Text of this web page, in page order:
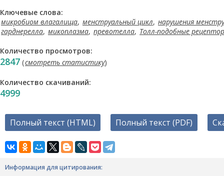
Ключевые слова:
микробиом влагалища, менструальный цикл, нарушения
гарднерелла, микоплазма, превотелла, Толл-подобные
Количество просмотров:
2847 (смотреть статистику)
Количество скачиваний:
4999
Полный текст (HTML) Полный текст (PDF)
Информация для цитирования: